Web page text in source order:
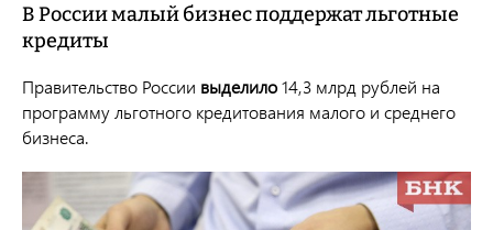
В России малый бизнес поддержат льготные
кредиты
Правительство России выделило14,3 млрд рублей на
программу льготного кредитования малого и среднего
бизнеса.